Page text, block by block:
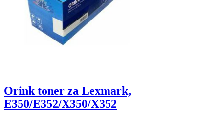
Orink toner za Lexmark,
E350/E352/X350/X352